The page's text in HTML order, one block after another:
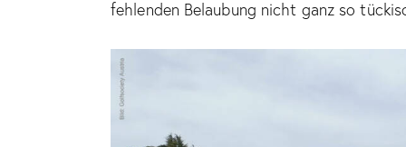
fehlenden Belaubung nicht ganz so